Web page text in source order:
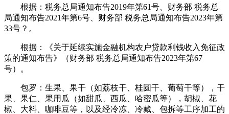
根据：税务总局通知布告2019年第61号、财务部 税务总
局通知布告2021年第6号、财务部 税务总局通知布告2023年第
33号？。
根据：《关于延续实施金融机构农户贷款利钱收入免征政
策的通知布告》（财务部 税务总局通知布告2023年第67
号）。
包罗：生果、果干（如荔枝干、桂圆干、葡萄干等），干
果、果仁、果用瓜（如甜瓜、西瓜、哈密瓜等），胡椒、花
椒、大料、咖啡豆等，以及经冷冻、冷藏、包拆等工序加工的